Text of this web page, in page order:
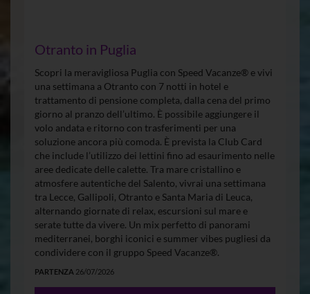
Otranto in Puglia
Scopri la meravigliosa Puglia con Speed Vacanze® e vivi
una settimana a Otranto con 7 notti in hotel e
trattamento di pensione completa, dalla cena del primo
giorno al pranzo dell’ultimo. È possibile aggiungere il
volo andata e ritorno con trasferimenti per una
soluzione ancora più comoda. È prevista la Club Card
che include l’utilizzo dei lettini fino ad esaurimento nelle
aree dedicate delle calette. Tra mare cristallino e
atmosfere autentiche del Salento, vivrai una settimana
tra Lecce, Gallipoli, Otranto e Santa Maria di Leuca,
alternando giornate di relax, escursioni sul mare e
serate tutte da vivere. Un mix perfetto di panorami
mediterranei, borghi iconici e summer vibes pugliesi da
condividere con il gruppo Speed Vacanze®.
PARTENZA 26/07/2026